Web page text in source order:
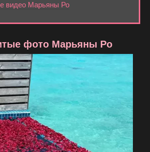
видео Марьяны Ро
фото Марьяны Ро